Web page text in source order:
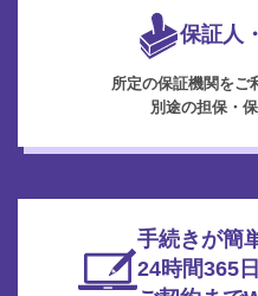
保証人
所定の保証機関をご
別途の担保・
手続きが簡
24時間365